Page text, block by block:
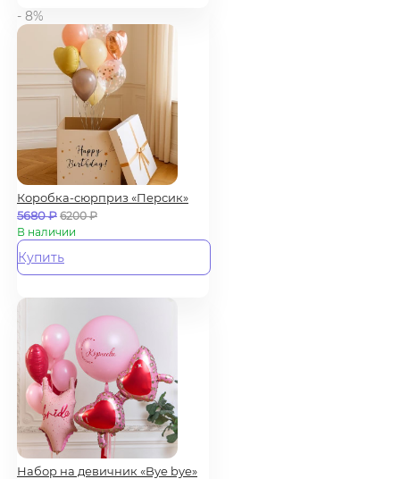
- 8%
Коробка-сюрприз «Персик»
5680₽ 6200₽
В наличии
Купить
Набор на девичник «Bye bye»